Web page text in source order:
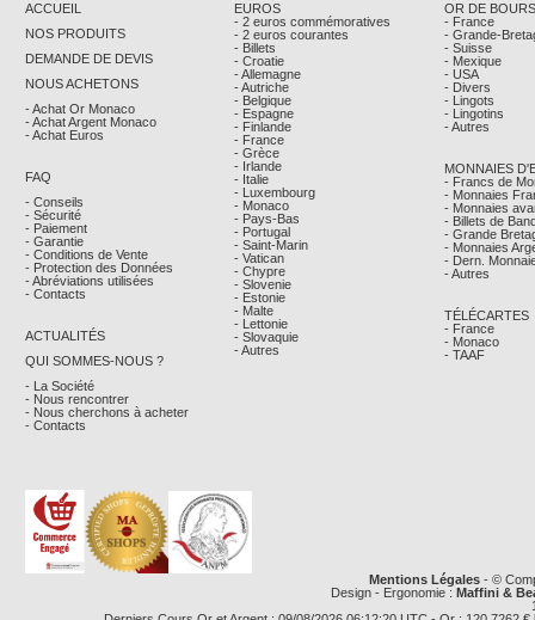
ACCUEIL
NOS PRODUITS
DEMANDE DE DEVIS
NOUS ACHETONS
- Achat Or Monaco
- Achat Argent Monaco
- Achat Euros
FAQ
- Conseils
- Sécurité
- Paiement
- Garantie
- Conditions de Vente
- Protection des Données
- Abréviations utilisées
- Contacts
ACTUALITÉS
QUI SOMMES-NOUS ?
- La Société
- Nous rencontrer
- Nous cherchons à acheter
- Contacts
EUROS
- 2 euros commémoratives
- 2 euros courantes
- Billets
- Croatie
- Allemagne
- Autriche
- Belgique
- Espagne
- Finlande
- France
- Grèce
- Irlande
- Italie
- Luxembourg
- Monaco
- Pays-Bas
- Portugal
- Saint-Marin
- Vatican
- Chypre
- Slovenie
- Estonie
- Malte
- Lettonie
- Slovaquie
- Autres
OR DE
- France
- Grande-
- Suisse
- Mexique
- USA
- Divers
- Lingots
- Lingotins
- Autres
MONNAIES
- Francs de
- Monnaies
- Monnaies
- Billets de
- Grande
- Monnaies
- Dern.
- Autres
TÉLÉCARTES
- France
- Monaco
- TAAF
Mentions Légales- ©
Design - Ergonomie : Maffini &